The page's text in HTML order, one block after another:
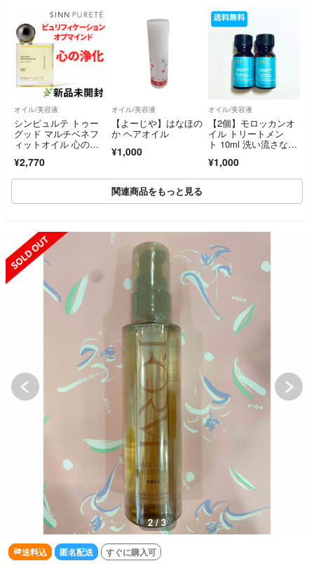
オイル/美容液
シンピュルテ トゥー
グッド マルチベネフ
ィットオイル 心の浄
¥2,770
オイル/美容液
【よーじや】はなほの
か ヘアオイル
¥1,000
オイル/美容液
【2個】モロッカンオ
イル トリートメン
ト 10ml 洗い流さない
¥1,000
関連商品をもっと見る
3 / 3
送料込 匿名配送 すぐに購入可